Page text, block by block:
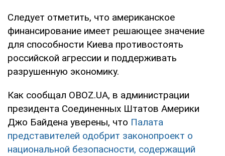
Следует отметить, что американское
финансирование имеет решающее значение
для способности Киева противостоять
российской агрессии и поддерживать
разрушенную экономику.
Как сообщал OBOZ.UA, в администрации
президента Соединенных Штатов Америки
Джо Байдена уверены, что Палата
представителей одобрит законопроект о
национальной безопасности, содержащий